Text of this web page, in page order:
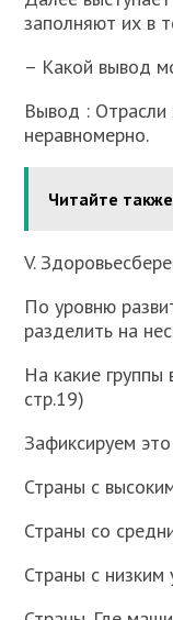
заполняют их в
– Какой вывод
Вывод :
неравномерно.
Читайте
V.
По уровню
разделить на
На какие
стр.19)
Зафиксируем
Страны с
Страны со
Страны с